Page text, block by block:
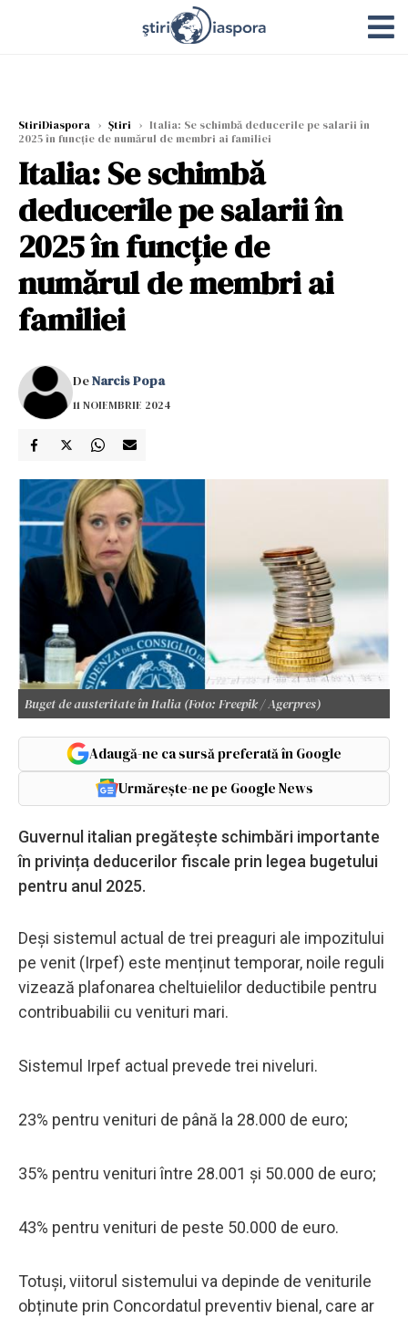
StiriDiaspora › Știri › Italia: Se schimbă deducerile pe salarii în
2025 în funcție de numărul de membri ai familiei
Italia: Se schimbă
deducerile pe salarii în
2025 în funcție de
numărul de membri ai
familiei
DeNarcis Popa
11 NOIEMBRIE 2024
Buget de austeritate în Italia (Foto: Freepik / Agerpres)
Adaugă-ne ca sursă preferată în Google
Urmărește-ne pe Google News
Guvernul italian pregătește schimbări importante
în privința deducerilor fiscale prin legea bugetului
pentru anul 2025.
Deși sistemul actual de trei preaguri ale impozitului
pe venit (Irpef) este menținut temporar, noile reguli
vizează plafonarea cheltuielilor deductibile pentru
contribuabilii cu venituri mari.
Sistemul Irpef actual prevede trei niveluri.
23% pentru venituri de până la 28.000 de euro;
35% pentru venituri între 28.001 și 50.000 de euro;
43% pentru venituri de peste 50.000 de euro.
Totuși, viitorul sistemului va depinde de veniturile
obținute prin Concordatul preventiv bienal, care ar